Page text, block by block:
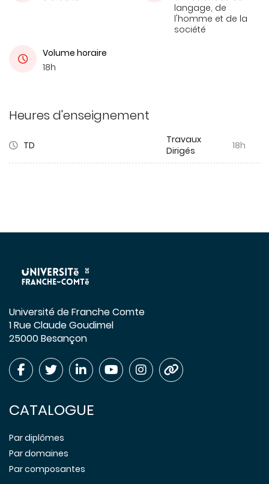
langage, de
l'homme et de la
société
Volume horaire
18h
Heures d'enseignement
TD
Travaux
Dirigés
18h
Université de Franche Comte
1 Rue Claude Goudimel
25000 Besançon
CATALOGUE
Par diplômes
Par domaines
Par composantes